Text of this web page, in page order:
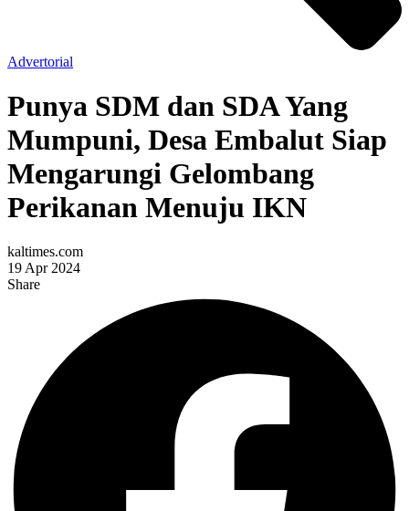
Advertorial
Punya SDM dan SDA Yang
Mumpuni, Desa Embalut Siap
Mengarungi Gelombang
Perikanan Menuju IKN
kaltimes.com
19 Apr 2024
Share